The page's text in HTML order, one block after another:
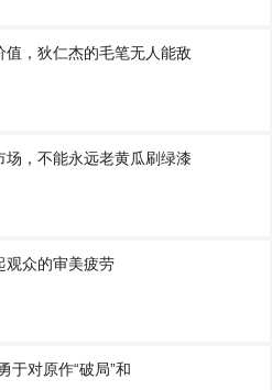
，狄仁杰的毛笔无人能敌
场，不能永远老黄瓜刷绿漆
观众的审美疲劳
于对原作“破局”和